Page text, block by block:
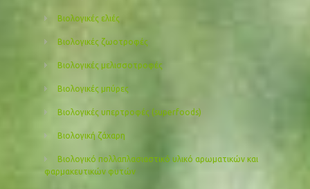
Βιολογικές ελιές
Βιολογικές ζωοτροφές
Βιολογικές μελισσοτροφές
Βιολογικές μπύρες
Βιολογικές υπερτροφές (superfoods)
Βιολογική ζάχαρη
Βιολογικό πολλαπλασιαστικό υλικό αρωματικών και
φαρμακευτικών φυτών